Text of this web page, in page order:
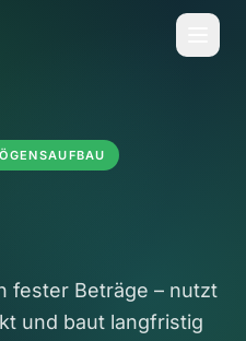
fester Beträge – nutzt
und baut langfristig